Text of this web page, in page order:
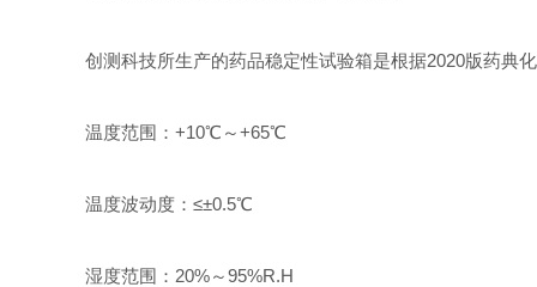
创测科技所生产的药品稳定性试验箱是根据2020版药典
温度范围：+10℃～+65℃
温度波动度：≤±0.5℃
湿度范围：20%～95%R.H